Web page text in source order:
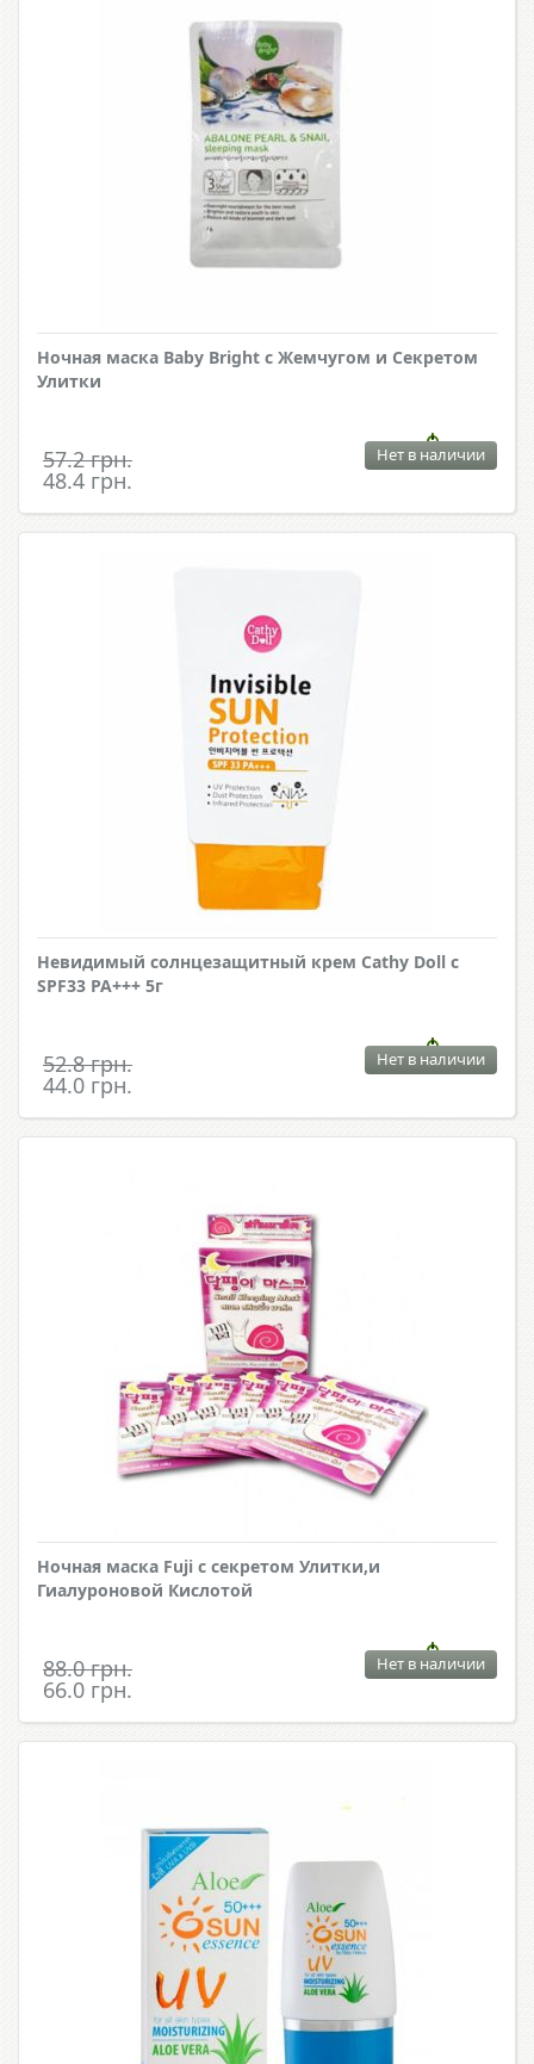
Ночная маска Baby Bright с Жемчугом и Секретом
Улитки
57.2 грн.
48.4 грн.
Нет в наличии
Невидимый солнцезащитный крем Cathy Doll с
SPF33 PA+++ 5г
52.8 грн.
44.0 грн.
Нет в наличии
Ночная маска Fuji с секретом Улитки,и
Гиалуроновой Кислотой
88.0 грн.
66.0 грн.
Нет в наличии